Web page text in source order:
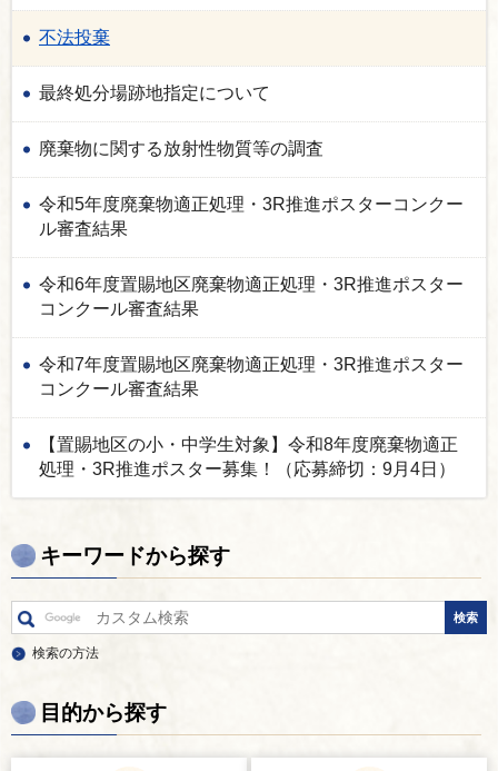
不法投棄
最終処分場跡地指定について
廃棄物に関する放射性物質等の調査
令和5年度廃棄物適正処理・3R推進ポスターコンクー
ル審査結果
令和6年度置賜地区廃棄物適正処理・3R推進ポスター
コンクール審査結果
令和7年度置賜地区廃棄物適正処理・3R推進ポスター
コンクール審査結果
【置賜地区の小・中学生対象】令和8年度廃棄物適正
処理・3R推進ポスター募集！（応募締切：9月4日）
キーワードから探す
検索の方法
目的から探す